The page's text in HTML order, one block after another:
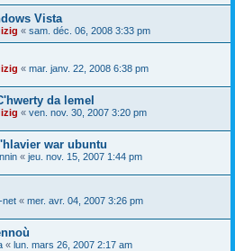
Vista
« sam. déc. 06, 2008 3:33 pm
« mar. janv. 22, 2008 6:38 pm
da lemel
« ven. nov. 30, 2007 3:20 pm
war ubuntu
« jeu. nov. 15, 2007 1:44 pm
net « mer. avr. 04, 2007 3:26 pm
« lun. mars 26, 2007 2:17 am